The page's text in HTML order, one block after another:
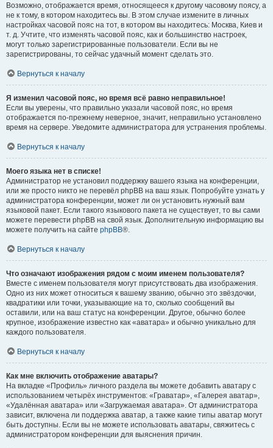
Возможно, отображается время, относящееся к другому часовому поясу, а
не к тому, в котором находитесь вы. В этом случае измените в личных
настройках часовой пояс на тот, в котором вы находитесь: Москва, Киев и
т. д. Учтите, что изменять часовой пояс, как и большинство настроек,
могут только зарегистрированные пользователи. Если вы не
зарегистрированы, то сейчас удачный момент сделать это.
Вернуться к началу
Я изменил часовой пояс, но время всё равно неправильное!
Если вы уверены, что правильно указали часовой пояс, но время
отображается по-прежнему неверное, значит, неправильно установлено
время на сервере. Уведомите администратора для устранения проблемы.
Вернуться к началу
Моего языка нет в списке!
Администратор не установил поддержку вашего языка на конференции,
или же просто никто не перевёл phpBB на ваш язык. Попробуйте узнать у
администратора конференции, может ли он установить нужный вам
языковой пакет. Если такого языкового пакета не существует, то вы сами
можете перевести phpBB на свой язык. Дополнительную информацию вы
можете получить на сайте phpBB®.
Вернуться к началу
Что означают изображения рядом с моим именем пользователя?
Вместе с именем пользователя могут присутствовать два изображения.
Одно из них может относиться к вашему званию, обычно это звёздочки,
квадратики или точки, указывающие на то, сколько сообщений вы
оставили, или на ваш статус на конференции. Другое, обычно более
крупное, изображение известно как «аватара» и обычно уникально для
каждого пользователя.
Вернуться к началу
Как мне включить отображение аватары?
На вкладке «Профиль» личного раздела вы можете добавить аватару с
использованием четырёх инструментов: «Граватар», «Галерея аватар»,
«Удалённая аватара» или «Загружаемая аватара». От администратора
зависит, включена ли поддержка аватар, а также какие типы аватар могут
быть доступны. Если вы не можете использовать аватары, свяжитесь с
администратором конференции для выяснения причин.